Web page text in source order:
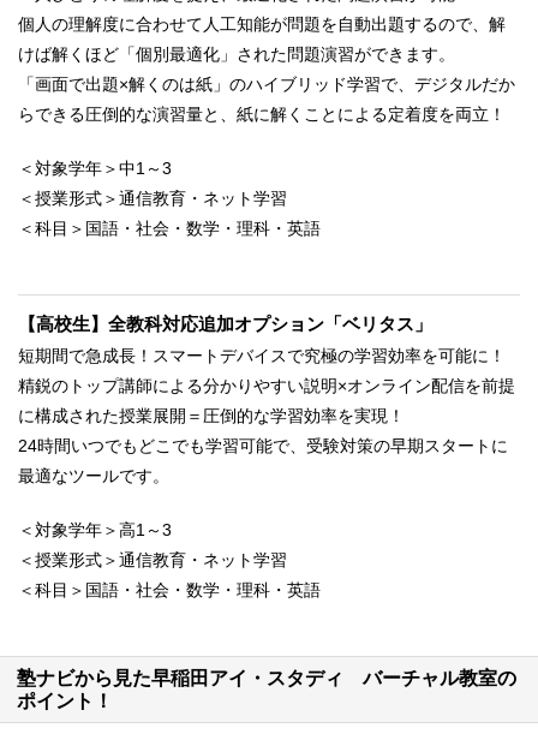
個人の理解度に合わせて人工知能が問題を自動出題するので、解
けば解くほど「個別最適化」された問題演習ができます。
「画面で出題×解くのは紙」のハイブリッド学習で、デジタルだか
らできる圧倒的な演習量と、紙に解くことによる定着度を両立！
＜対象学年＞中1～3
＜授業形式＞通信教育・ネット学習
＜科目＞国語・社会・数学・理科・英語
【高校生】全教科対応追加オプション「ベリタス」
短期間で急成長！スマートデバイスで究極の学習効率を可能に！
精鋭のトップ講師による分かりやすい説明×オンライン配信を前提
に構成された授業展開＝圧倒的な学習効率を実現！
24時間いつでもどこでも学習可能で、受験対策の早期スタートに
最適なツールです。
＜対象学年＞高1～3
＜授業形式＞通信教育・ネット学習
＜科目＞国語・社会・数学・理科・英語
塾ナビから見た早稲田アイ・スタディ バーチャル教室の
ポイント！